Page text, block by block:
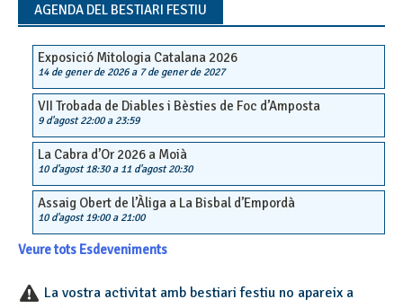
AGENDA DEL BESTIARI FESTIU
Exposició Mitologia Catalana 2026
14 de gener de 2026a 7 de gener de 2027
VII Trobada de Diables i Bèsties de Foc d’Amposta
9 d'agost 22:00a 23:59
La Cabra d’Or 2026 a Moià
10 d'agost 18:30a 11 d'agost 20:30
Assaig Obert de l’Àliga a La Bisbal d’Empordà
10 d'agost 19:00a 21:00
Veure tots Esdeveniments
La vostra activitat amb bestiari festiu no apareix a